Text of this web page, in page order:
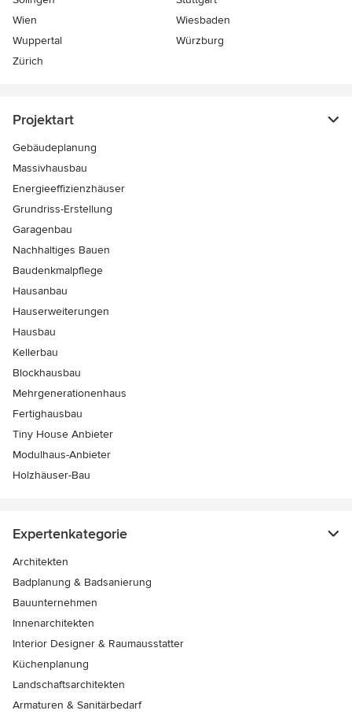
Wien
Wiesbaden
Wuppertal
Würzburg
Zürich
Projektart
Gebäudeplanung
Massivhausbau
Energieeffizienzhäuser
Grundriss-Erstellung
Garagenbau
Nachhaltiges Bauen
Baudenkmalpflege
Hausanbau
Hauserweiterungen
Hausbau
Kellerbau
Blockhausbau
Mehrgenerationenhaus
Fertighausbau
Tiny House Anbieter
Modulhaus-Anbieter
Holzhäuser-Bau
Expertenkategorie
Architekten
Badplanung & Badsanierung
Bauunternehmen
Innenarchitekten
Interior Designer & Raumausstatter
Küchenplanung
Landschaftsarchitekten
Armaturen & Sanitärbedarf